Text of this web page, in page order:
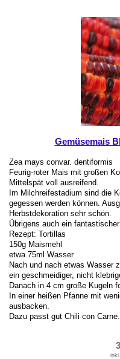
Gemüsemais
Zea mays convar. dentiformis
Feurig-roter Mais mit großen
Mittelspät voll ausreifend.
Im Milchreifestadium sind die
gegessen werden können.
Herbstdekoration sehr schön.
Übrigens auch ein
Rezept: Tortillas
150g Maismehl
etwa 75ml Wasser
Nach und nach etwas Wasser
ein geschmeidiger, nicht
Danach in 4 cm große Kugeln
In einer heißen Pfanne mit
ausbacken.
Dazu passt gut Chili con Carne.